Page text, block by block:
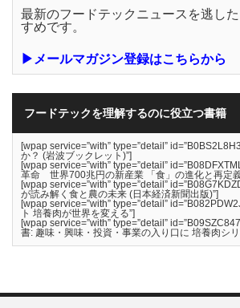
最新のフードテックニュースを逃し
すめです。
▶メールマガジン登録はこちらから
フードテックを理解するのに役立つ書籍
[wpap service=”with” type=”detail”
か？ (岩波ブックレット)”]
[wpap service=”with” type=”detail”
革命 世界700兆円の新産業 「食」の進化と再定
[wpap service=”with” type=”detail”
が読み解く食と農の未来 (日本経済新聞出版)”]
[wpap service=”with” type=”detail”
ト 培養肉が世界を変える”]
[wpap service=”with” type=”detail”
書: 趣味・興味・投資・事業の入り口に 培養肉シリ